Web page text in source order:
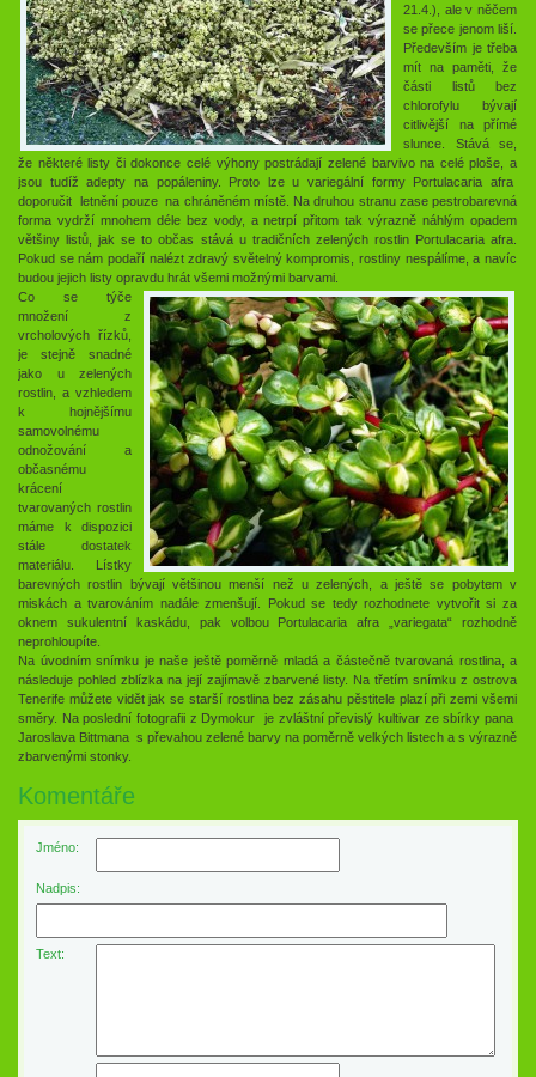
21.4.), ale v něčem
se přece jenom liší.
Především je třeba
mít na paměti, že
části listů bez
chlorofylu bývají
citlivější na přímé
slunce. Stává se,
že některé listy či dokonce celé výhony postrádají zelené barvivo na celé ploše, a
jsou tudíž adepty na popáleniny. Proto lze u variegální formy Portulacaria afra
doporučit letnění pouze na chráněném místě. Na druhou stranu zase pestrobarevná
forma vydrží mnohem déle bez vody, a netrpí přitom tak výrazně náhlým opadem
většiny listů, jak se to občas stává u tradičních zelených rostlin Portulacaria afra.
Pokud se nám podaří nalézt zdravý světelný kompromis, rostliny nespálíme, a navíc
budou jejich listy opravdu hrát všemi možnými barvami.
Co se týče
množení z
vrcholových řízků,
je stejně snadné
jako u zelených
rostlin, a vzhledem
k hojnějšímu
samovolnému
odnožování a
občasnému
krácení
tvarovaných rostlin
máme k dispozici
stále dostatek
materiálu. Lístky
barevných rostlin bývají většinou menší než u zelených, a ještě se pobytem v
miskách a tvarováním nadále zmenšují. Pokud se tedy rozhodnete vytvořit si za
oknem sukulentní kaskádu, pak volbou Portulacaria afra „variegata“ rozhodně
neprohloupíte.
Na úvodním snímku je naše ještě poměrně mladá a částečně tvarovaná rostlina, a
následuje pohled zblízka na její zajímavě zbarvené listy. Na třetím snímku z ostrova
Tenerife můžete vidět jak se starší rostlina bez zásahu pěstitele plazí při zemi všemi
směry. Na poslední fotografii z Dymokur je zvláštní převislý kultivar ze sbírky pana
Jaroslava Bittmana s převahou zelené barvy na poměrně velkých listech a s výrazně
zbarvenými stonky.
Komentáře
Jméno:
Nadpis:
Text: